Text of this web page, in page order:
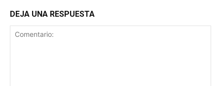
DEJA UNA RESPUESTA